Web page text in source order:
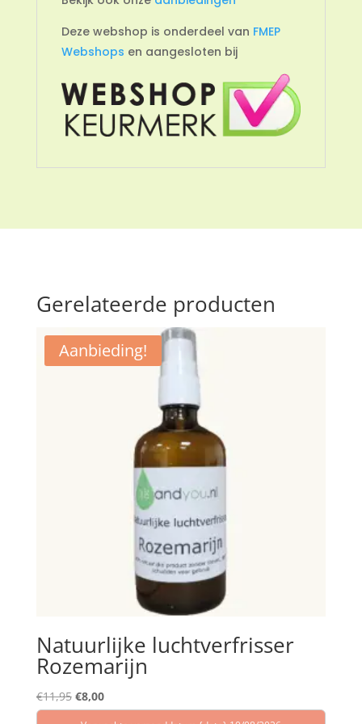
Deze webshop is onderdeel van FMEP
Webshops en aangesloten bij
Gerelateerde producten
Aanbieding!
Natuurlijke luchtverfrisser
Rozemarijn
€11,95 Oorspronkelijke
prijs
€8,00Huidige
prijs